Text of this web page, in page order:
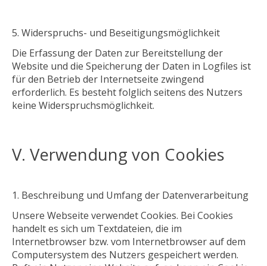
Widerspruchs- und Beseitigungsmöglichkeit
Die Erfassung der Daten zur Bereitstellung der
Website und die Speicherung der Daten in Logfiles ist
für den Betrieb der Internetseite zwingend
erforderlich. Es besteht folglich seitens des Nutzers
keine Widerspruchsmöglichkeit.
V. Verwendung von Cookies
Beschreibung und Umfang der Datenverarbeitung
Unsere Webseite verwendet Cookies. Bei Cookies
handelt es sich um Textdateien, die im
Internetbrowser bzw. vom Internetbrowser auf dem
Computersystem des Nutzers gespeichert werden.